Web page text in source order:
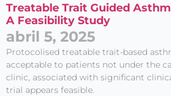
Treatable Trait Guided
A Feasibility Study
abril 5, 2025
Protocolised treatable trait-­based
acceptable to patients not under the
clinic, associated with significant
trial appears feasible.